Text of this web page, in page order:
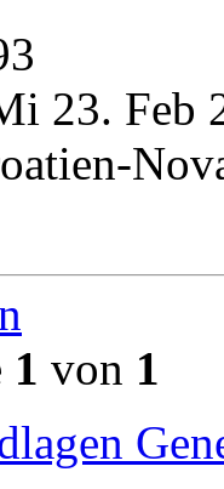
23. Feb
1 von 1